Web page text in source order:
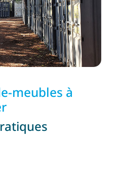
meubles à